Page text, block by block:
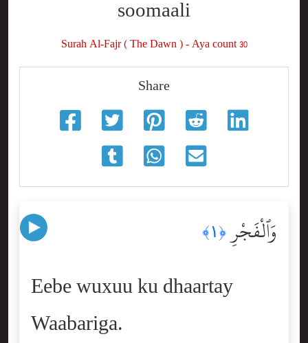
soomaali
Surah Al-Fajr ( The Dawn ) - Aya count 30
Share
وَٱلْفَجْرِ﴿١﴾
Eebe wuxuu ku dhaartay
Waabariga.